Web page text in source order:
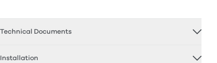
Technical Documents
Installation